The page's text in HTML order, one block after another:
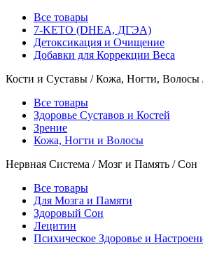
Все товары
7-KETO (DHEA, ДГЭА)
Детоксикация и Очищение
Добавки для Коррекции Веса
Кости и Суставы / Кожа, Ногти, Волосы
Все товары
Здоровье Суставов и Костей
Зрение
Кожа, Ногти и Волосы
Нервная Система / Мозг и Память / Сон
Все товары
Для Мозга и Памяти
Здоровый Сон
Лецитин
Психическое Здоровье и